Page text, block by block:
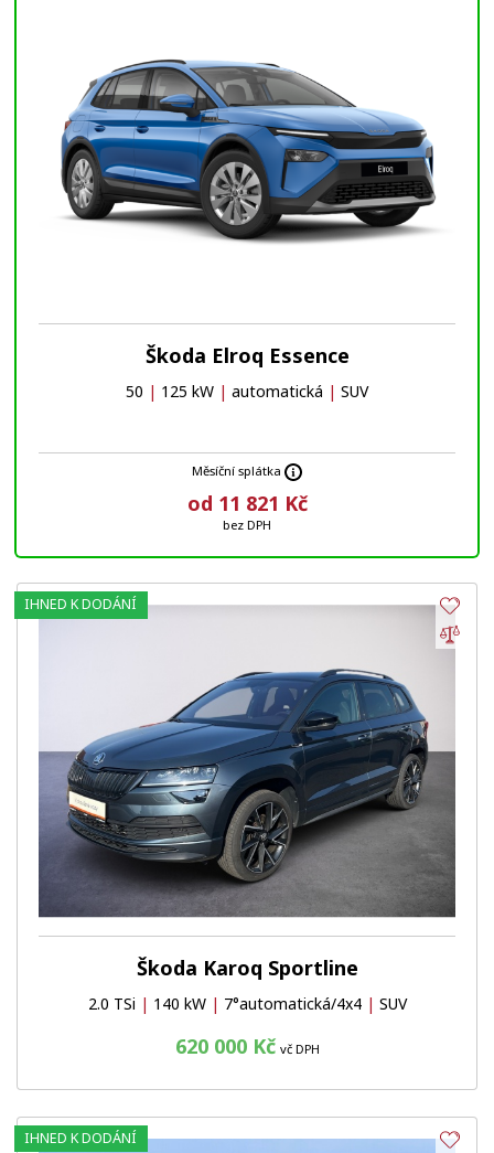
Škoda Elroq Essence
50 | 125 kW | automatická | SUV
Měsíční splátka
od 11 821 Kč
bez DPH
Škoda Karoq Sportline
2.0 TSi | 140 kW | 7°automatická/4x4 | SUV
620 000 Kč vč DPH
IHNED K DODÁNÍ
IHNED K DODÁNÍ